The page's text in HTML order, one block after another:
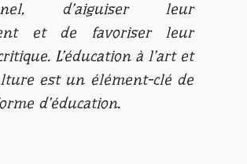
d’aiguiser leur
et de favoriser leur
L’éducation à l’art et
est un élément-clé de
d’éducation.